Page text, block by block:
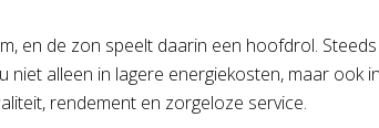
en de zon speelt daarin een hoofdrol.
niet alleen in lagere energiekosten, maar
rendement en zorgeloze service.